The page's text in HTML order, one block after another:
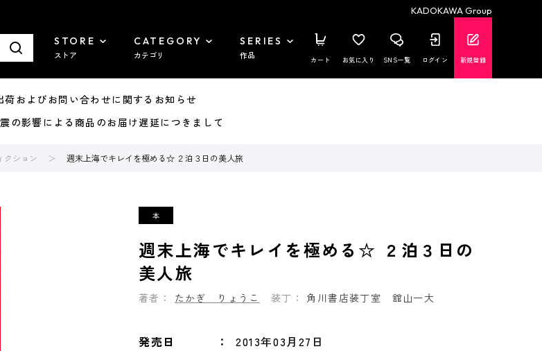
KADOKAWA Group
STORE
ストア
CATEGORY
カテゴリ
SERIES
作品 カート お気に入り SNS一覧 ログイン 新規登録
およびお問い合わせに関するお知らせ
影響による商品のお届け遅延につきまして
クション 週末上海でキレイを極める☆ ２泊３日の美人旅
週末上海でキレイを極める☆ ２泊３日の
美人旅
著者： たかぎ りょうこ 装丁： 角川書店装丁室 舘山一大
発売日 2013年03月27日